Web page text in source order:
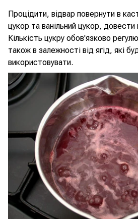
Процідити, відвар повернути в
цукор та ванільний цукор, довести
Кількість цукру обов'язково
також в залежності від ягід, які
використовувати.